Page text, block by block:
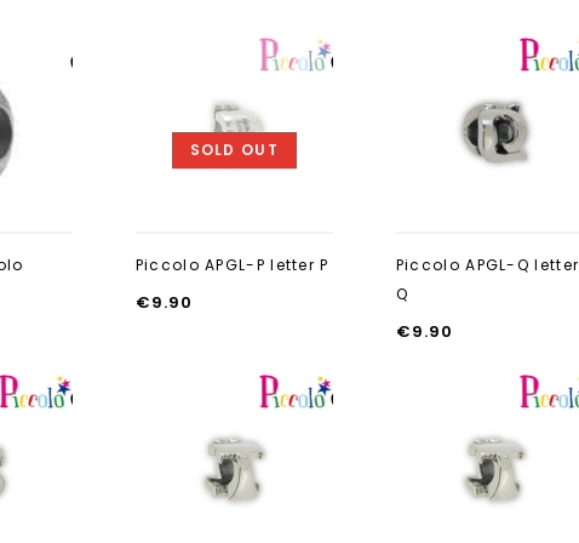
SOLD OUT
Piccolo APGL-P letter P
€9.90
Piccolo APGL-Q letter
Q
€9.90